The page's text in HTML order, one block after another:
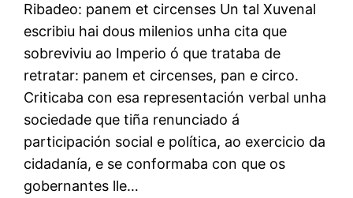
Ribadeo: panem et circenses Un tal Xuvenal
escribiu hai dous milenios unha cita que
sobreviviu ao Imperio ó que trataba de
retratar: panem et circenses, pan e circo.
Criticaba con esa representación verbal unha
sociedade que tiña renunciado á
participación social e política, ao exercicio da
cidadanía, e se conformaba con que os
gobernantes lle…